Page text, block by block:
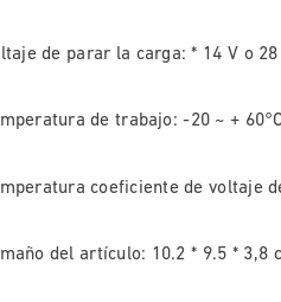
de parar la carga: * 14 V o 28
de trabajo: -20 ~ + 60°C
coeficiente de voltaje
del artículo: 10.2 * 9.5 * 3,8